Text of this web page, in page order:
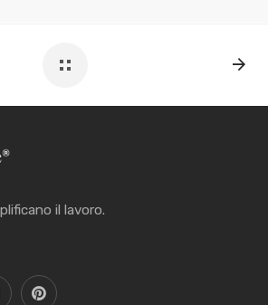
il lavoro.